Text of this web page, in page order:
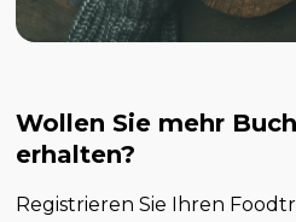
Wollen Sie mehr
erhalten?
Registrieren Sie Ihren